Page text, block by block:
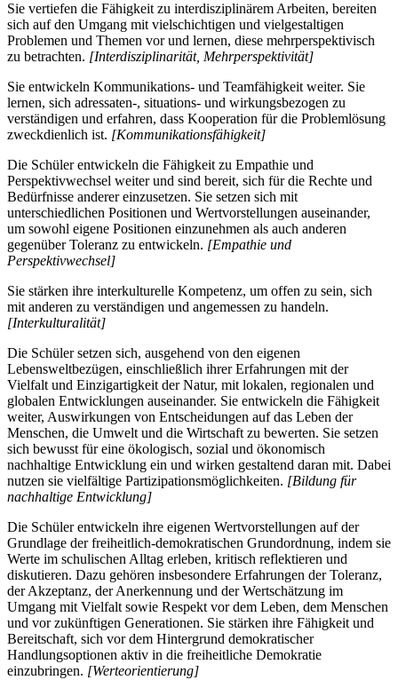
Sie vertiefen die Fähigkeit zu interdisziplinärem Arbeiten, bereiten
sich auf den Umgang mit vielschichtigen und vielgestaltigen
Problemen und Themen vor und lernen, diese mehrperspektivisch
zu betrachten. [Interdisziplinarität, Mehrperspektivität]
Sie entwickeln Kommunikations- und Teamfähigkeit weiter. Sie
lernen, sich adressaten-, situations- und wirkungsbezogen zu
verständigen und erfahren, dass Kooperation für die Problemlösung
zweckdienlich ist. [Kommunikationsfähigkeit]
Die Schüler entwickeln die Fähigkeit zu Empathie und
Perspektivwechsel weiter und sind bereit, sich für die Rechte und
Bedürfnisse anderer einzusetzen. Sie setzen sich mit
unterschiedlichen Positionen und Wertvorstellungen auseinander,
um sowohl eigene Positionen einzunehmen als auch anderen
gegenüber Toleranz zu entwickeln. [Empathie und
Perspektivwechsel]
Sie stärken ihre interkulturelle Kompetenz, um offen zu sein, sich
mit anderen zu verständigen und angemessen zu handeln.
[Interkulturalität]
Die Schüler setzen sich, ausgehend von den eigenen
Lebensweltbezügen, einschließlich ihrer Erfahrungen mit der
Vielfalt und Einzigartigkeit der Natur, mit lokalen, regionalen und
globalen Entwicklungen auseinander. Sie entwickeln die Fähigkeit
weiter, Auswirkungen von Entscheidungen auf das Leben der
Menschen, die Umwelt und die Wirtschaft zu bewerten. Sie setzen
sich bewusst für eine ökologisch, sozial und ökonomisch
nachhaltige Entwicklung ein und wirken gestaltend daran mit. Dabei
nutzen sie vielfältige Partizipationsmöglichkeiten. [Bildung für
nachhaltige Entwicklung]
Die Schüler entwickeln ihre eigenen Wertvorstellungen auf der
Grundlage der freiheitlich-demokratischen Grundordnung, indem sie
Werte im schulischen Alltag erleben, kritisch reflektieren und
diskutieren. Dazu gehören insbesondere Erfahrungen der Toleranz,
der Akzeptanz, der Anerkennung und der Wertschätzung im
Umgang mit Vielfalt sowie Respekt vor dem Leben, dem Menschen
und vor zukünftigen Generationen. Sie stärken ihre Fähigkeit und
Bereitschaft, sich vor dem Hintergrund demokratischer
Handlungsoptionen aktiv in die freiheitliche Demokratie
einzubringen. [Werteorientierung]